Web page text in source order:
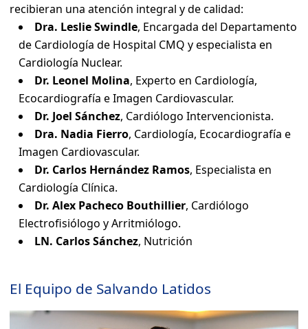
recibieran una atención integral y de calidad:
Dra. Leslie Swindle, Encargada del Departamento
de Cardiología de Hospital CMQ y especialista en
Cardiología Nuclear.
Dr. Leonel Molina, Experto en Cardiología,
Ecocardiografía e Imagen Cardiovascular.
Dr. Joel Sánchez, Cardiólogo Intervencionista.
Dra. Nadia Fierro, Cardiología, Ecocardiografía e
Imagen Cardiovascular.
Dr. Carlos Hernández Ramos, Especialista en
Cardiología Clínica.
Dr. Alex Pacheco Bouthillier, Cardiólogo
Electrofisiólogo y Arritmiólogo.
LN. Carlos Sánchez, Nutrición
El Equipo de Salvando Latidos